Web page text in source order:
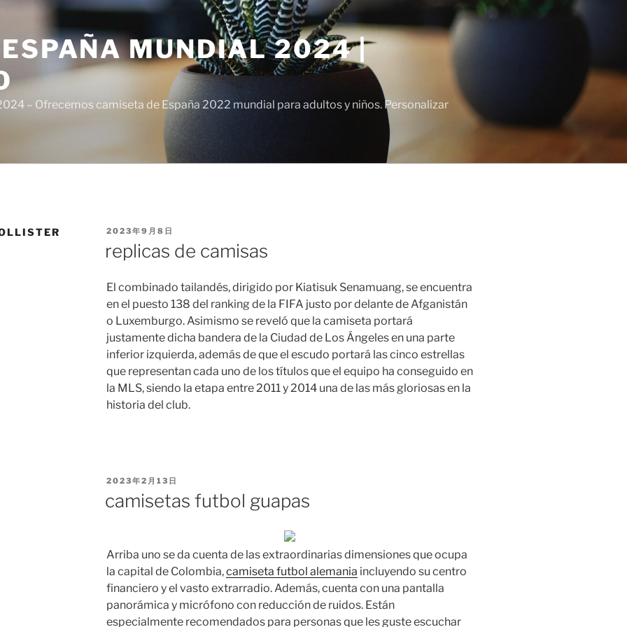
MUNDIAL 2024 |
– Ofrecemos camiseta de España 2022 mundial para adultos y niños. Personalizar
PUBLICADO
2023年9月8日
replicas de camisas
El combinado tailandés, dirigido por Kiatisuk Senamuang, se encuentra
en el puesto 138 del ranking de la FIFA justo por delante de Afganistán
o Luxemburgo. Asimismo se reveló que la camiseta portará
justamente dicha bandera de la Ciudad de Los Ángeles en una parte
inferior izquierda, además de que el escudo portará las cinco estrellas
que representan cada uno de los títulos que el equipo ha conseguido en
la MLS, siendo la etapa entre 2011 y 2014 una de las más gloriosas en la
historia del club.
PUBLICADO
2023年2月13日
camisetas futbol guapas
Arriba uno se da cuenta de las extraordinarias dimensiones que ocupa
la capital de Colombia,camiseta futbol alemania incluyendo su centro
financiero y el vasto extrarradio. Además, cuenta con una pantalla
panorámica y micrófono con reducción de ruidos. Están
especialmente recomendados para personas que les guste escuchar